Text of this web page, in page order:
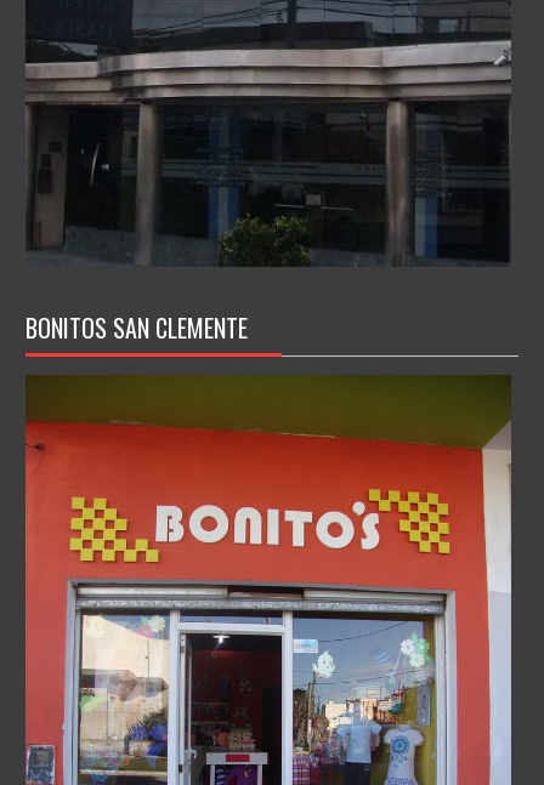
BONITOS SAN CLEMENTE